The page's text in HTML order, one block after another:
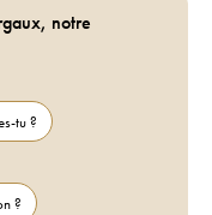
notre
tu ?
?